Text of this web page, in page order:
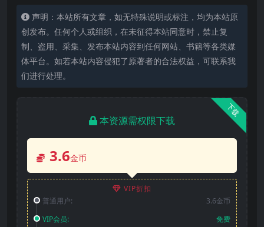
声明：本站所有文章，如无特殊说明或标注，均为本站原
创发布。任何个人或组织，在未征得本站同意时，禁止复
制、盗用、采集、发布本站内容到任何网站、书籍等各类媒
体平台。如若本站内容侵犯了原著者的合法权益，可联系我
们进行处理。
下载
本资源需权限下载
3.6金币
VIP折扣
普通用户:
3.6金币
VIP会员:
免费